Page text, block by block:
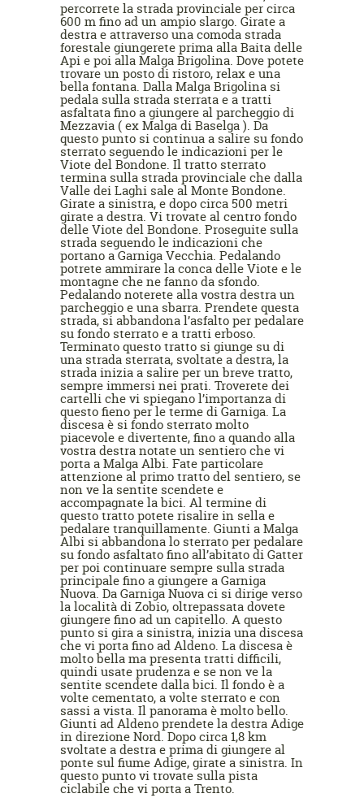
percorrete la strada provinciale per circa
600 m fino ad un ampio slargo. Girate a
destra e attraverso una comoda strada
forestale giungerete prima alla Baita delle
Api e poi alla Malga Brigolina. Dove potete
trovare un posto di ristoro, relax e una
bella fontana. Dalla Malga Brigolina si
pedala sulla strada sterrata e a tratti
asfaltata fino a giungere al parcheggio di
Mezzavia ( ex Malga di Baselga ). Da
questo punto si continua a salire su fondo
sterrato seguendo le indicazioni per le
Viote del Bondone. Il tratto sterrato
termina sulla strada provinciale che dalla
Valle dei Laghi sale al Monte Bondone.
Girate a sinistra, e dopo circa 500 metri
girate a destra. Vi trovate al centro fondo
delle Viote del Bondone. Proseguite sulla
strada seguendo le indicazioni che
portano a Garniga Vecchia. Pedalando
potrete ammirare la conca delle Viote e le
montagne che ne fanno da sfondo.
Pedalando noterete alla vostra destra un
parcheggio e una sbarra. Prendete questa
strada, si abbandona l’asfalto per pedalare
su fondo sterrato e a tratti erboso.
Terminato questo tratto si giunge su di
una strada sterrata, svoltate a destra, la
strada inizia a salire per un breve tratto,
sempre immersi nei prati. Troverete dei
cartelli che vi spiegano l’importanza di
questo fieno per le terme di Garniga. La
discesa è si fondo sterrato molto
piacevole e divertente, fino a quando alla
vostra destra notate un sentiero che vi
porta a Malga Albi. Fate particolare
attenzione al primo tratto del sentiero, se
non ve la sentite scendete e
accompagnate la bici. Al termine di
questo tratto potete risalire in sella e
pedalare tranquillamente. Giunti a Malga
Albi si abbandona lo sterrato per pedalare
su fondo asfaltato fino all’abitato di Gatter
per poi continuare sempre sulla strada
principale fino a giungere a Garniga
Nuova. Da Garniga Nuova ci si dirige verso
la località di Zobio, oltrepassata dovete
giungere fino ad un capitello. A questo
punto si gira a sinistra, inizia una discesa
che vi porta fino ad Aldeno. La discesa è
molto bella ma presenta tratti difficili,
quindi usate prudenza e se non ve la
sentite scendete dalla bici. Il fondo è a
volte cementato, a volte sterrato e con
sassi a vista. Il panorama è molto bello.
Giunti ad Aldeno prendete la destra Adige
in direzione Nord. Dopo circa 1,8 km
svoltate a destra e prima di giungere al
ponte sul fiume Adige, girate a sinistra. In
questo punto vi trovate sulla pista
ciclabile che vi porta a Trento.